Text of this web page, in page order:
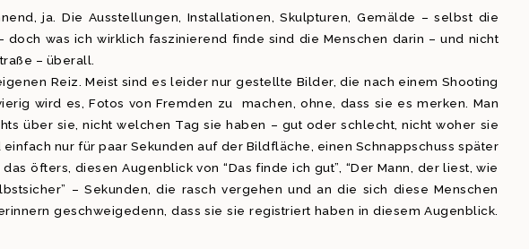
ja. Die Ausstellungen, Installationen, Skulpturen, Gemälde – selbst die
doch was ich wirklich faszinierend finde sind die Menschen darin – und nicht
– überall.
Reiz. Meist sind es leider nur gestellte Bilder, die nach einem Shooting
wird es, Fotos von Fremden zu machen, ohne, dass sie es merken. Man
über sie, nicht welchen Tag sie haben – gut oder schlecht, nicht woher sie
nur für paar Sekunden auf der Bildfläche, einen Schnappschuss später
öfters, diesen Augenblick von “Das finde ich gut”, “Der Mann, der liest, wie
– Sekunden, die rasch vergehen und an die sich diese Menschen
geschweigedenn, dass sie sie registriert haben in diesem Augenblick.